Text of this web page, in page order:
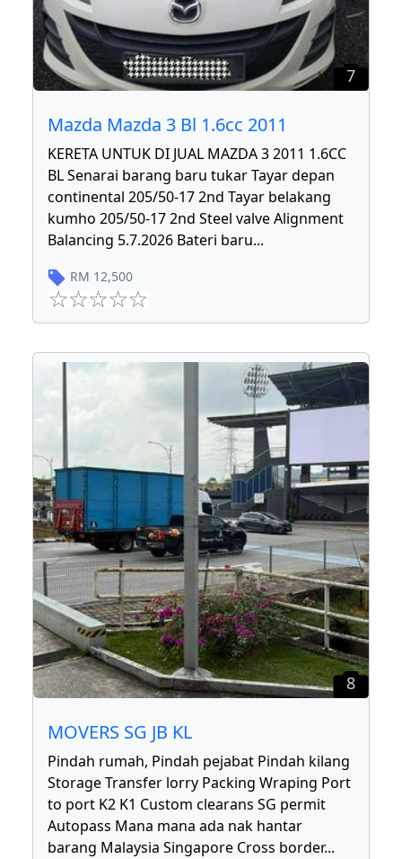
7
Mazda Mazda 3 Bl 1.6cc 2011
KERETA UNTUK DI JUAL MAZDA 3 2011 1.6CC
BL Senarai barang baru tukar Tayar depan
continental 205/50-17 2nd Tayar belakang
kumho 205/50-17 2nd Steel valve Alignment
Balancing 5.7.2026 Bateri baru...
RM 12,500
8
MOVERS SG JB KL
Pindah rumah, Pindah pejabat Pindah kilang
Storage Transfer lorry Packing Wraping Port
to port K2 K1 Custom clearans SG permit
Autopass Mana mana ada nak hantar
barang Malaysia Singapore Cross border...